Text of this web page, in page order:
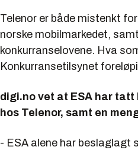
Telenor er både mistenkt
norske mobilmarkedet,
konkurranselovene. Hva
Konkurransetilsynet
digi.no vet at ESA har
hos Telenor, samt en
- ESA alene har beslaglagt